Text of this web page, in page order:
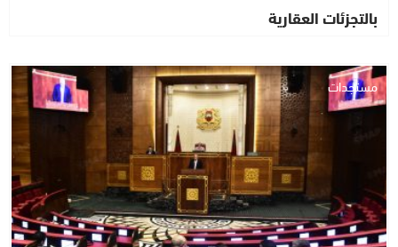
بالتجزئات العقارية
مستجدات